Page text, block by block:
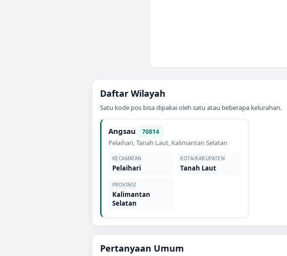
Daftar Wilayah
Satu kode pos bisa dipakai oleh satu atau beberapa kelurahan.
Angsau 70814
Pelaihari,Tanah Laut, Kalimantan Selatan
KECAMATAN
Pelaihari
KOTA/KABUPATEN
Tanah Laut
PROVINSI
Kalimantan
Selatan
Pertanyaan Umum